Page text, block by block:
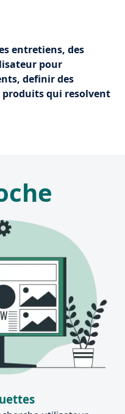
entretiens, des
pour
definir des
produits qui resolvent